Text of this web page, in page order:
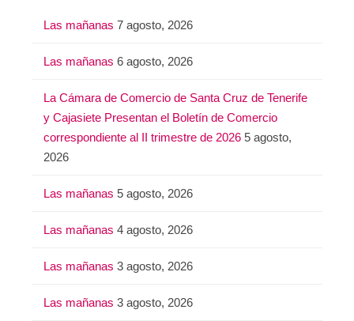
Las mañanas 7 agosto, 2026
Las mañanas 6 agosto, 2026
La Cámara de Comercio de Santa Cruz de Tenerife
y Cajasiete Presentan el Boletín de Comercio
correspondiente al II trimestre de 2026 5 agosto,
2026
Las mañanas 5 agosto, 2026
Las mañanas 4 agosto, 2026
Las mañanas 3 agosto, 2026
Las mañanas 3 agosto, 2026